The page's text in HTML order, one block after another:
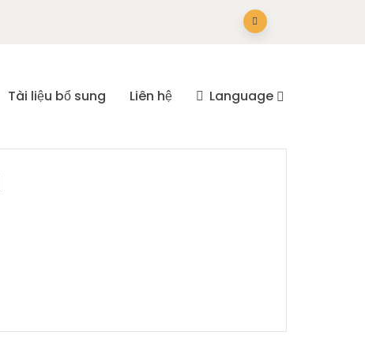
Tài liệu bổ sung Liên hệ Language